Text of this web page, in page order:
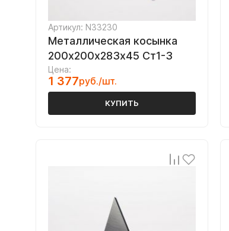
Артикул: N33230
Металлическая косынка
200х200х283х45 Ст1-3
Цена:
1 377руб./шт.
КУПИТЬ